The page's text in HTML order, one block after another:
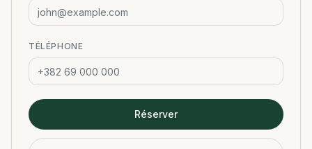
TÉLÉPHONE
Réserver